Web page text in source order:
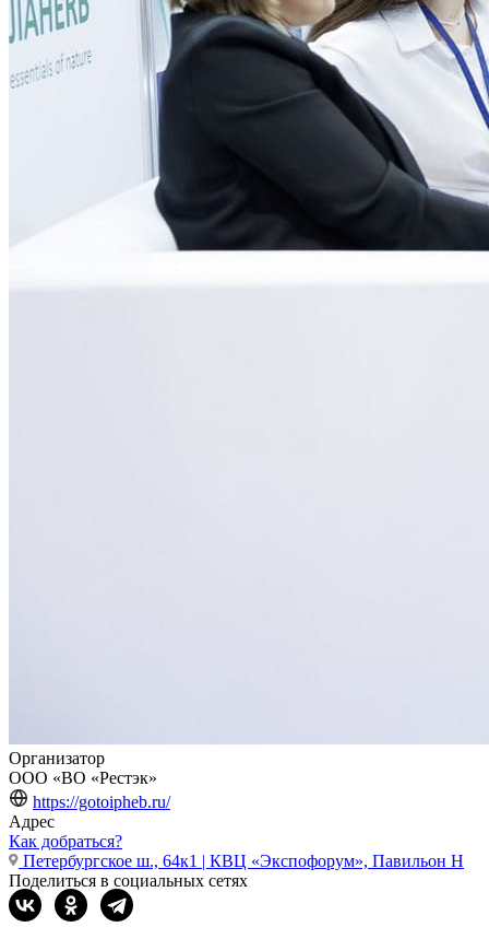
Организатор
ООО «ВО «Рестэк»
https://gotoipheb.ru/
Адрес
Как добраться?
Петербургское ш., 64к1 | КВЦ «Экспофорум», Павильон H
Поделиться в социальных сетях